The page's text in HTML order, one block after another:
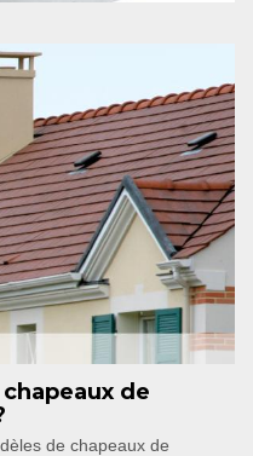
de
de chapeaux de